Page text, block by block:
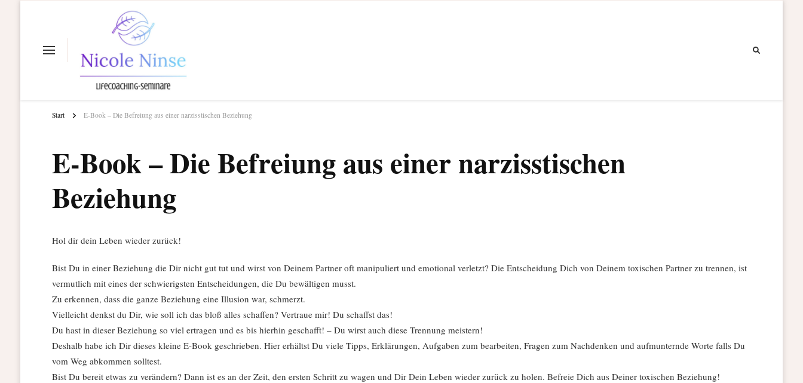
Nicole Ninse
Start E-Book – Die Befreiung aus einer narzisstischen Beziehung
E-Book – Die Befreiung aus einer narzisstischen
Beziehung
Hol dir dein Leben wieder zurück!
Bist Du in einer Beziehung die Dir nicht gut tut und wirst von Deinem Partner oft manipuliert und emotional verletzt? Die Entscheidung Dich von Deinem toxischen Partner zu trennen, ist
vermutlich mit eines der schwierigsten Entscheidungen, die Du bewältigen musst.
Zu erkennen, dass die ganze Beziehung eine Illusion war, schmerzt.
Vielleicht denkst du Dir, wie soll ich das bloß alles schaffen? Vertraue mir! Du schaffst das!
Du hast in dieser Beziehung so viel ertragen und es bis hierhin geschafft! – Du wirst auch diese Trennung meistern!
Deshalb habe ich Dir dieses kleine E-Book geschrieben. Hier erhältst Du viele Tipps, Erklärungen, Aufgaben zum bearbeiten, Fragen zum Nachdenken und aufmunternde Worte falls Du
vom Weg abkommen solltest.
Bist Du bereit etwas zu verändern? Dann ist es an der Zeit, den ersten Schritt zu wagen und Dir Dein Leben wieder zurück zu holen. Befreie Dich aus Deiner toxischen Beziehung!